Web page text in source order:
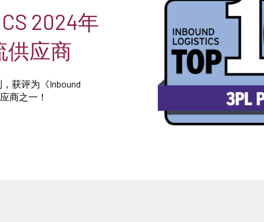
2024年
供应商
获评为《Inbound
商之一！